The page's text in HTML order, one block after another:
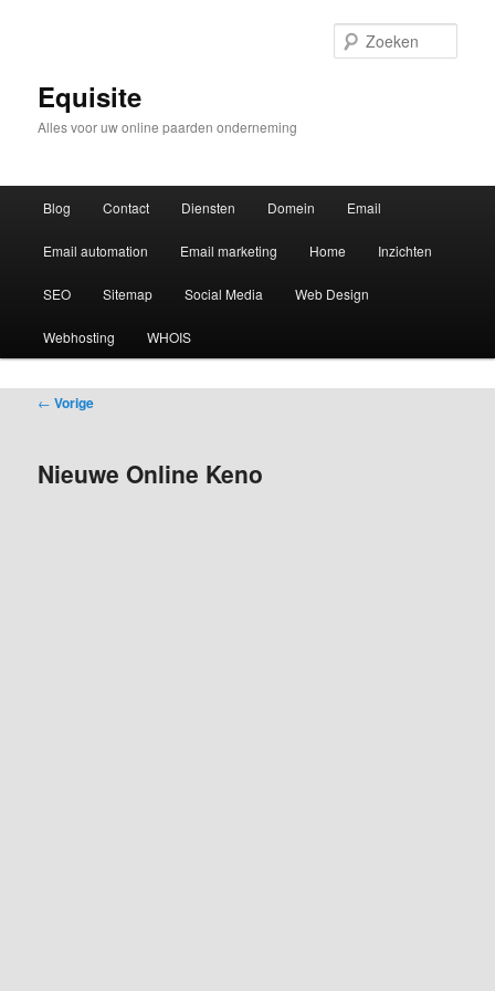
Equisite
Alles voor uw online paarden onderneming
Blog Contact Diensten Domein Email
Email automation Email marketing Home Inzichten
SEO Sitemap Social Media Web Design
Webhosting WHOIS
Bericht
← Vorige
Nieuwe Online Keno